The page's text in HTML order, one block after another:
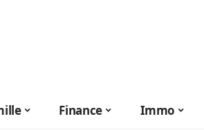
Finance Immo